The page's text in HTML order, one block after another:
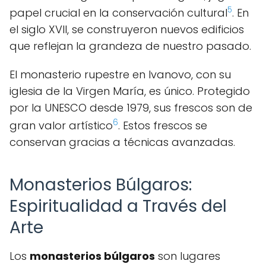
papel crucial en la conservación cultural5. En
el siglo XVII, se construyeron nuevos edificios
que reflejan la grandeza de nuestro pasado.
El monasterio rupestre en Ivanovo, con su
iglesia de la Virgen María, es único. Protegido
por la UNESCO desde 1979, sus frescos son de
gran valor artístico6. Estos frescos se
conservan gracias a técnicas avanzadas.
Monasterios Búlgaros:
Espiritualidad a Través del
Arte
Los monasterios búlgaros son lugares